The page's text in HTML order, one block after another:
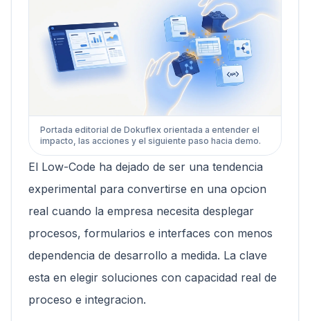
Portada editorial de Dokuflex orientada a entender el
impacto, las acciones y el siguiente paso hacia demo.
El Low-Code ha dejado de ser una tendencia
experimental para convertirse en una opcion
real cuando la empresa necesita desplegar
procesos, formularios e interfaces con menos
dependencia de desarrollo a medida. La clave
esta en elegir soluciones con capacidad real de
proceso e integracion.